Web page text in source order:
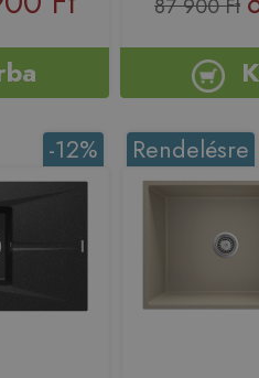
87 900 Ft
-12% Rendelésre